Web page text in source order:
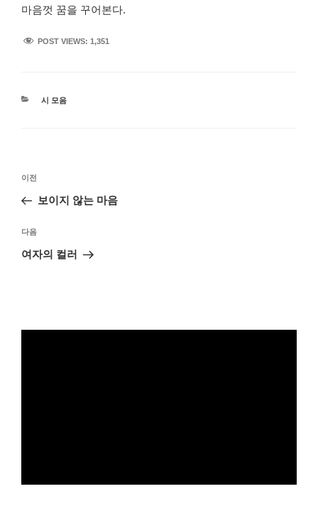
마음껏 꿈을 꾸어본다.
POST VIEWS: 1,351
카
시 모음
글
색
이
전
이전
보이지 않는 마음
다
음
다음
여자의 컬러